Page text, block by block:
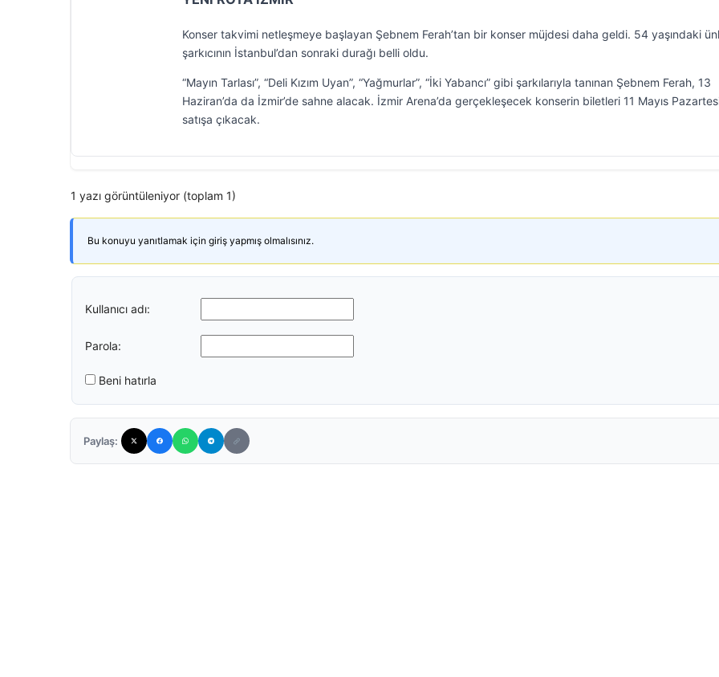
Konser takvimi netleşmeye başlayan Şebnem Ferah’tan bir konser müjdesi daha geldi. 54 yaşındaki
şarkıcının İstanbul’dan sonraki durağı belli oldu.
“Mayın Tarlası”, “Deli Kızım Uyan”, “Yağmurlar”, “İki Yabancı” gibi şarkılarıyla tanınan Şebnem Ferah, 13
Haziran’da da İzmir’de sahne alacak. İzmir Arena’da gerçekleşecek konserin biletleri 11 Mayıs
satışa çıkacak.
1 yazı görüntüleniyor (toplam 1)
Bu konuyu yanıtlamak için giriş yapmış olmalısınız.
Kullanıcı adı:
Parola:
Beni hatırla
Paylaş: